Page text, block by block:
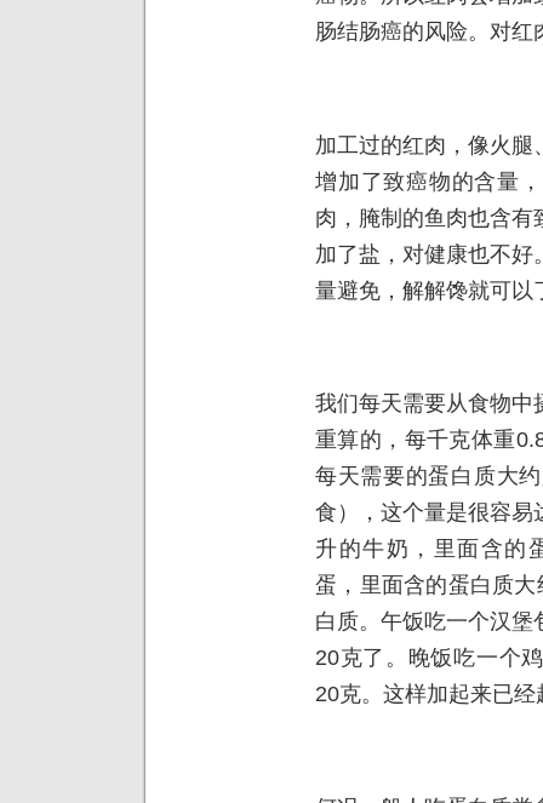
肠结肠癌的风险。对
加工过的红肉，像火
增加了致癌物的含量
肉，腌制的鱼肉也含
加了盐，对健康也不
量避免，解解馋就可以
我们每天需要从食物中
重算的，每千克体重
每天需要的蛋白质大
食），这个量是很容易
升的牛奶，里面含的
蛋，里面含的蛋白质
白质。午饭吃一个汉
20克了。晚饭吃一个
20克。这样加起来已